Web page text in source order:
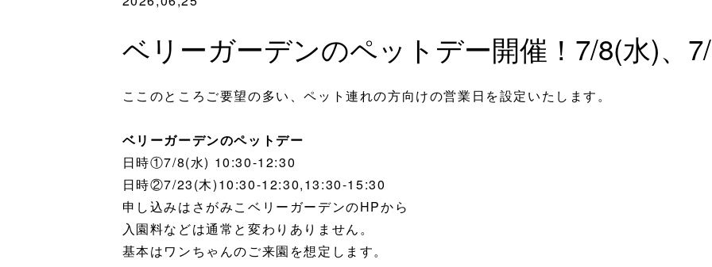
ベリーガーデンのペットデー開催！7/8(水)、
ここのところご要望の多い、ペット連れの方向けの営業日を設定いたします。
ベリーガーデンのペットデー
日時①7/8(水) 10:30-12:30
日時②7/23(木)10:30-12:30,13:30-15:30
申し込みはさがみこベリーガーデンのHPから
入園料などは通常と変わりありません。
基本はワンちゃんのご来園を想定します。